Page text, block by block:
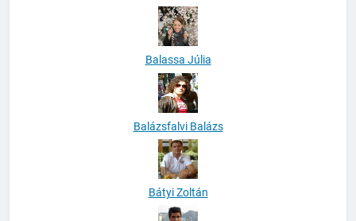
Balassa Júlia
Balázsfalvi Balázs
Bátyi Zoltán